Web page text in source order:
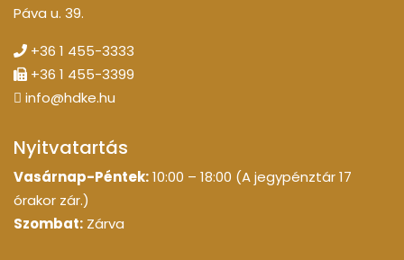
Páva u. 39.
+36 1 455-3333
+36 1 455-3399
info@hdke.hu
Nyitvatartás
Vasárnap-Péntek:10:00 – 18:00 (A jegypénztár 17
órakor zár.)
Szombat: Zárva